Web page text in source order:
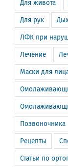
Для живота
Для рук
ЛФК при
Лечение
Маски для
Позвоночника
Рецепты
Статьи по